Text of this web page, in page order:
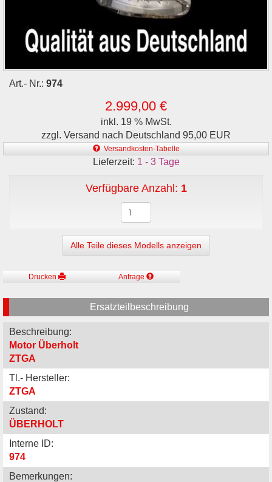
Art.- Nr.: 974
2.999,00 €
inkl. 19 % MwSt.
zzgl. Versand nach Deutschland 95,00 EUR
Versandkosten-Tabelle
Lieferzeit: 1 - 3 Tage
Verfügbare Anzahl: 1
Alle Teile dieses Modells anzeigen
Drucken Anfrage
Ersatzteilbeschreibung
Beschreibung:
Motor Überholt
ZTGA
Tl.- Hersteller:
ZTGA
Zustand:
ÜBERHOLT
Interne ID:
974
Bemerkungen: